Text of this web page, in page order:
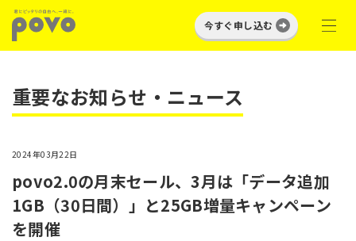
今すぐ申し込む
重要なお知らせ・ニュース
2024年03月22日
povo2.0の月末セール、3月は「データ追加
1GB（30日間）」と25GB増量キャンペーン
を開催